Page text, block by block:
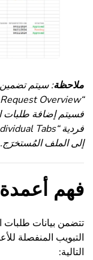
ملاحظة: سيتم
فسيتم إضافة طلبات
إلى الملف المُستخرَج.
فهم أعمدة
تتضمن بيانات
التبويب المنفصلة
التالية: